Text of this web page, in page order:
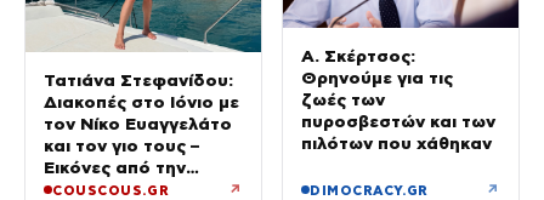
Τατιάνα Στεφανίδου:
Διακοπές στο Ιόνιο με
τον Νίκο Ευαγγελάτο
και τον γιο τους –
Εικόνες από την
Κεφαλονιά
COUSCOUS.GR ↗
Α. Σκέρτσος:
Θρηνούμε για τις
ζωές των
πυροσβεστών και των
πιλότων που χάθηκαν
DIMOCRACY.GR ↗